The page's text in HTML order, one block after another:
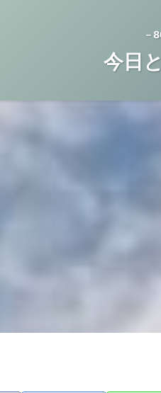
－
今日